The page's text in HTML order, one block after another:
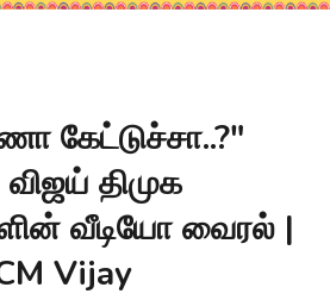
விஜய் திமுக
வீடியோ வைரல் |
Vijay